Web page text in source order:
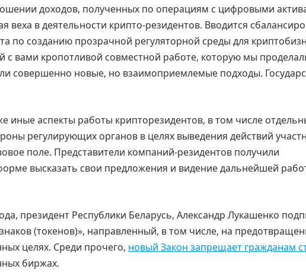
доходов, полученных по операциям с цифровыми
веха в деятельности крипто-резидентов. Вводится
по созданию прозрачной регуляторной среды для
вами кропотливой совместной работе, которую мы
совершенно новые, но взаимоприемлемые подходы.
иные аспекты работы крипторезидентов, в том числе
регулирующих органов в целях выведения действий
поле. Представители компаний-резидентов получили
высказать свои предложения и видение дальнейшей
президент Республики Беларусь, Александр Лукашенко
(токенов)», направленный, в том числе, на
целях. Среди прочего, новый Закон запрещает гражданам
биржах.